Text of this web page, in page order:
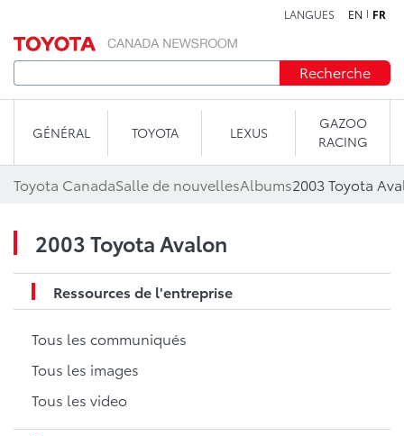
LANGUES EN FR
Recherche
GÉNÉRAL TOYOTA LEXUS
GAZOO
RACING
Toyota CanadaSalle de nouvellesAlbums2003 Toyota
2003 Toyota Avalon
Ressources de l'entreprise
Tous les communiqués
Tous les images
Tous les video